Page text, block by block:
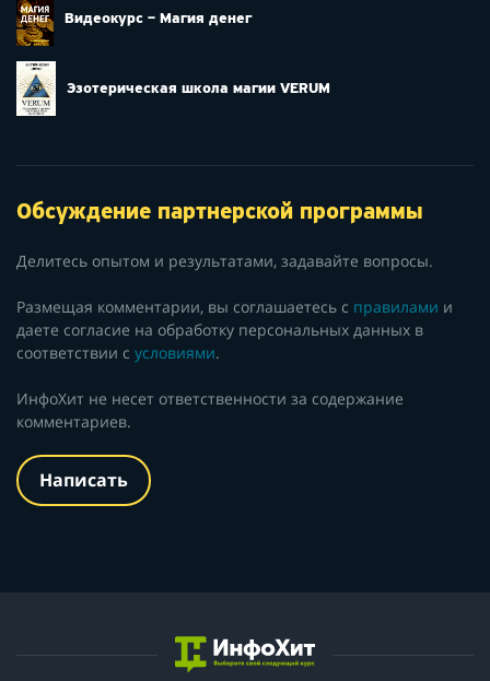
Видеокурс – Магия денег
Эзотерическая школа магии VERUM
Обсуждение партнерской программы
Делитесь опытом и результатами, задавайте вопросы.
Размещая комментарии, вы соглашаетесь с правилами и
даете согласие на обработку персональных данных в
соответствии с условиями.
ИнфоХит не несет ответственности за содержание
комментариев.
Написать